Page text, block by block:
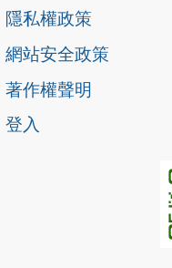
隱私權政策
網站安全政策
著作權聲明
登入